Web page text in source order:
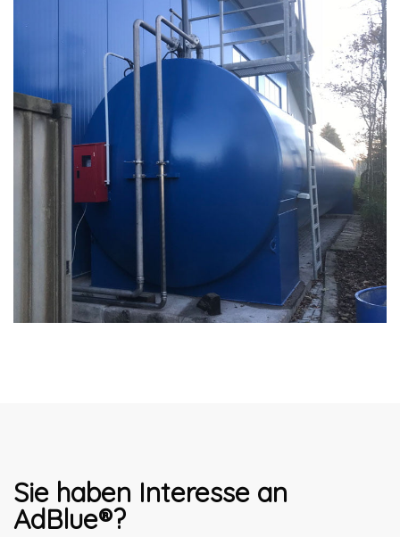
Sie haben Interesse an
AdBlue®?